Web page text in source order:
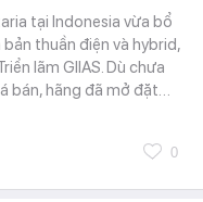
tại Indonesia vừa bổ
bản thuần điện và hybrid,
lãm GIIAS. Dù chưa
bán, hãng đã mở đặt…
0